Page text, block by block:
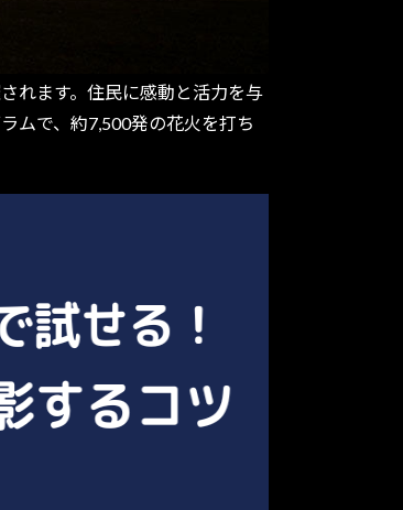
れます。住民に感動と活力を与
ムで、約7,500発の花火を打ち